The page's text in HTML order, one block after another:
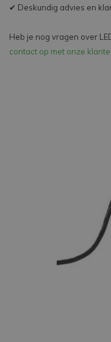
✔ Deskundig advies en
Heb je nog vragen over
contact op met onze